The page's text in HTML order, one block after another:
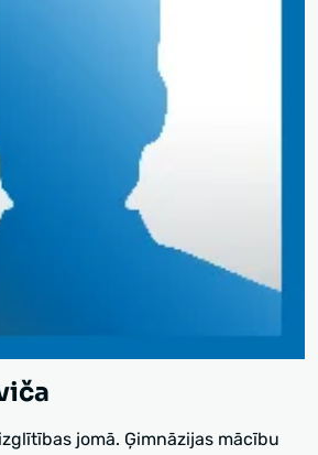
jomā. Ģimnāzijas mācību